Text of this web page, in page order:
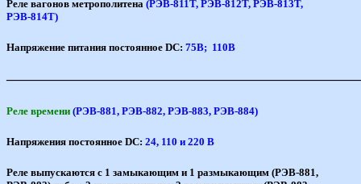
Реле вагонов метрополитена (РЭВ-811Т, РЭВ-812Т, РЭВ-813Т,
РЭВ-814Т)
Напряжение питания постоянное DC: 75В; 110В
Реле времени (РЭВ-881, РЭВ-882, РЭВ-883, РЭВ-884)
Напряжения постоянное DC: 24, 110 и 220 В
Реле выпускаются с 1 замыкающим и 1 размыкающим (РЭВ-881,